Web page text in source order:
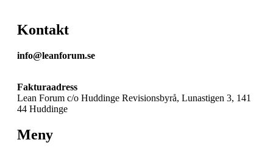
Kontakt
info@leanforum.se
Fakturaadress
Lean Forum c/o Huddinge Revisionsbyrå, Lunastigen 3, 141
44 Huddinge
Meny